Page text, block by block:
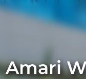
Amari